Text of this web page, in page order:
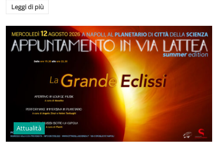
Leggi di più
Attualità